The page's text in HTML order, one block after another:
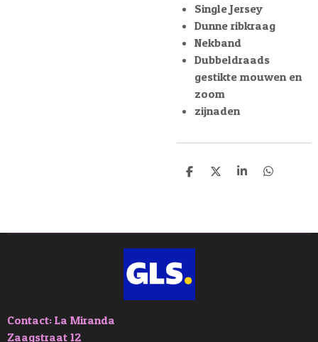
Single Jersey
Dunne ribkraag
Nekband
Dubbeldraads
gestikte mouwen en
zoom
zijnaden
D
D
S
D
Contact: La Miranda
Zaagstraat 12